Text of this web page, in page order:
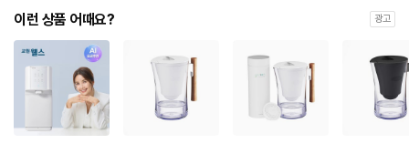
이런 상품 어때요? 광고